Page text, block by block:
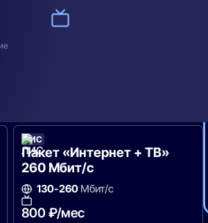
ЛИС
Пакет «Интернет + ТВ»
260 Мбит/с
130-260 Мбит/с
800 ₽/мес